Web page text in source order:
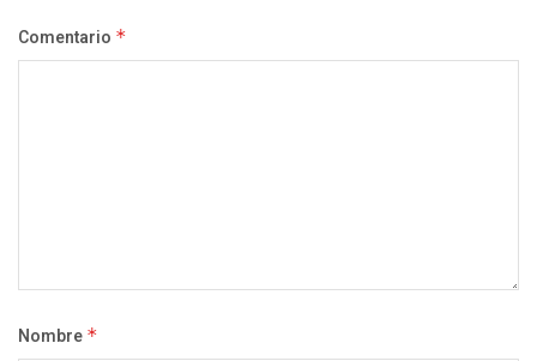
Comentario *
Nombre *